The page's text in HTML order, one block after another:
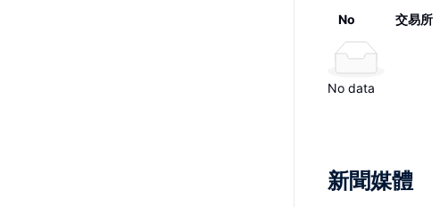
No 交易所
No data
新聞媒體